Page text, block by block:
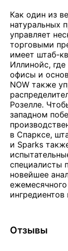
Как один из
натуральных
управляет
торговыми
имеет штаб-
Иллинойс,
офисы и
NOW также
Розелле.
западном
в Спарксе,
и Sparks
специалисты
новейшее
Отзывы